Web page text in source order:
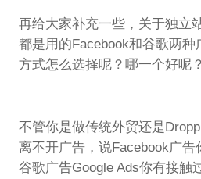
再给大家补充一些，关于独立
都是用的Facebook和谷歌两
方式怎么选择呢？哪一个好呢？
不管你是做传统外贸还是
离不开广告，说Facebook广
谷歌广告Google Ads你有接触